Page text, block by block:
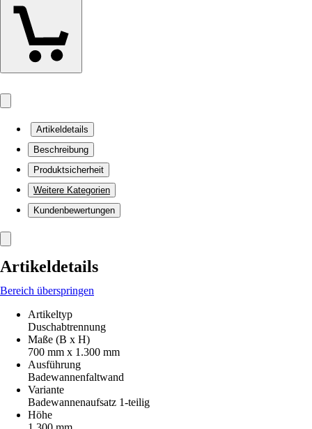
Artikeldetails
Beschreibung
Produktsicherheit
Weitere Kategorien
Kundenbewertungen
Artikeldetails
Bereich überspringen
Artikeltyp
Duschabtrennung
Maße (B x H)
700 mm x 1.300 mm
Ausführung
Badewannenfaltwand
Variante
Badewannenaufsatz 1-teilig
Höhe